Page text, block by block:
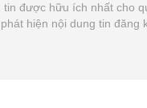
được hữu ích nhất cho
hiện nội dung tin đăng